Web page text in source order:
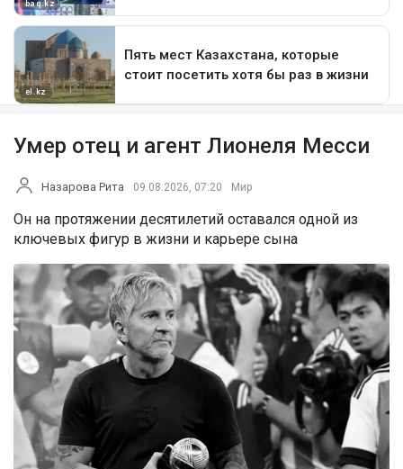
Умер отец и агент Лионеля Месси
Назарова Рита 09.08.2026, 07:20 Мир
Он на протяжении десятилетий оставался одной из
ключевых фигур в жизни и карьере сына